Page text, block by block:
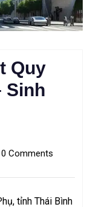
Quy
Sinh
0 Comments
tỉnh Thái Bình